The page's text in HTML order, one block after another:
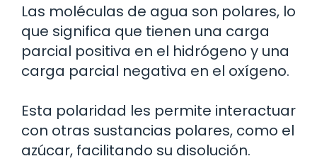
Las moléculas de agua son polares, lo
que significa que tienen una carga
parcial positiva en el hidrógeno y una
carga parcial negativa en el oxígeno.
Esta polaridad les permite interactuar
con otras sustancias polares, como el
azúcar, facilitando su disolución.